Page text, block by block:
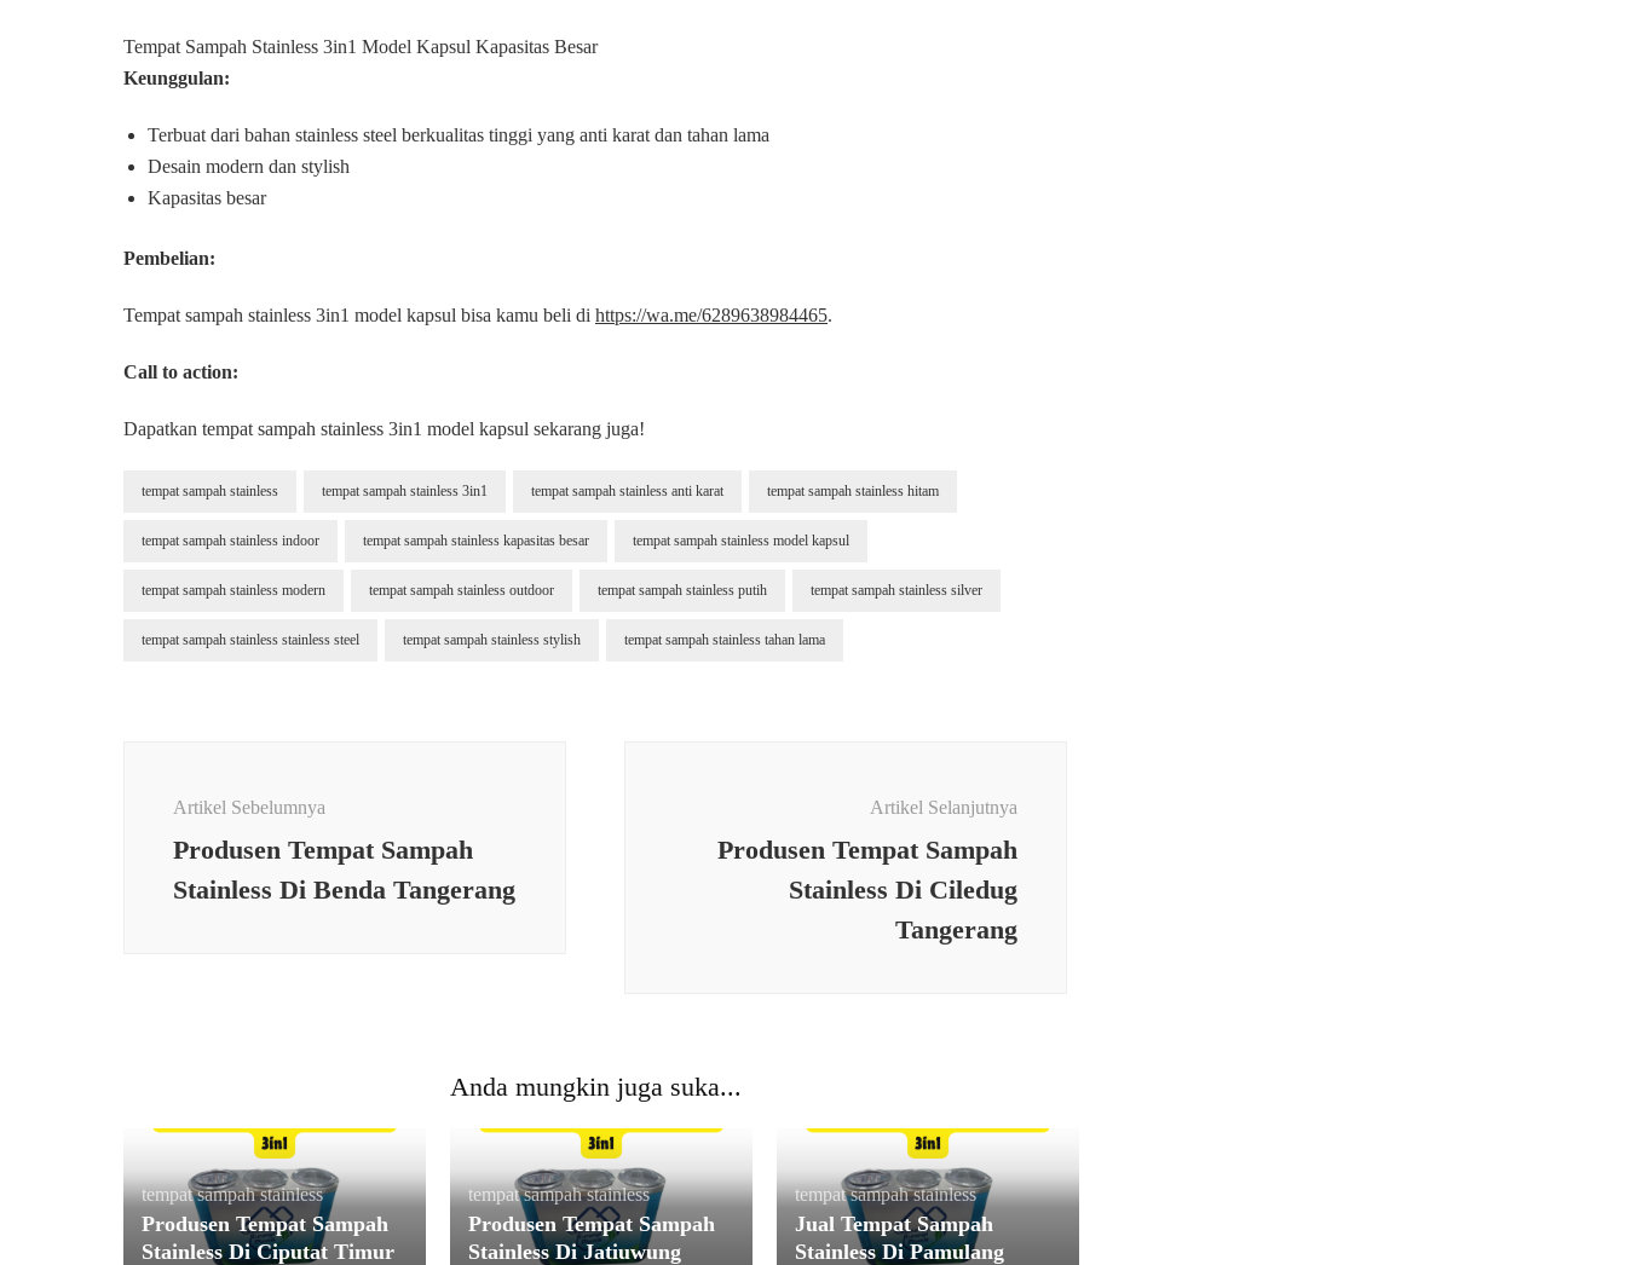
Tempat Sampah Stainless 3in1 Model Kapsul Kapasitas Besar
Keunggulan:
Terbuat dari bahan stainless steel berkualitas tinggi yang anti karat dan tahan lama
Desain modern dan stylish
Kapasitas besar
Pembelian:
Tempat sampah stainless 3in1 model kapsul bisa kamu beli di https://wa.me/6289638984465.
Call to action:
Dapatkan tempat sampah stainless 3in1 model kapsul sekarang juga!
tempat sampah stainless tempat sampah stainless 3in1 tempat sampah stainless anti karat tempat sampah stainless hitam
tempat sampah stainless indoor tempat sampah stainless kapasitas besar tempat sampah stainless model kapsul
tempat sampah stainless modern tempat sampah stainless outdoor tempat sampah stainless putih tempat sampah stainless silver
tempat sampah stainless stainless steel tempat sampah stainless stylish tempat sampah stainless tahan lama
Artikel Sebelumnya
Produsen Tempat Sampah
Stainless Di Benda Tangerang
Artikel Selanjutnya
Produsen Tempat Sampah
Stainless Di Ciledug
Tangerang
Anda mungkin juga suka...
tempat sampah stainless
Produsen Tempat Sampah
Stainless Di Ciputat Timur
tempat sampah stainless
Produsen Tempat Sampah
Stainless Di Jatiuwung
tempat sampah stainless
Jual Tempat Sampah
Stainless Di Pamulang